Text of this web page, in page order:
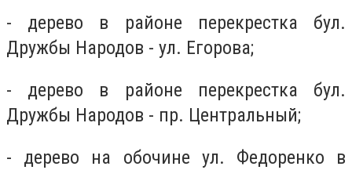
- дерево в районе перекрестка бул.
Дружбы Народов - ул. Егорова;
- дерево в районе перекрестка бул.
Дружбы Народов - пр. Центральный;
- дерево на обочине ул. Федоренко в